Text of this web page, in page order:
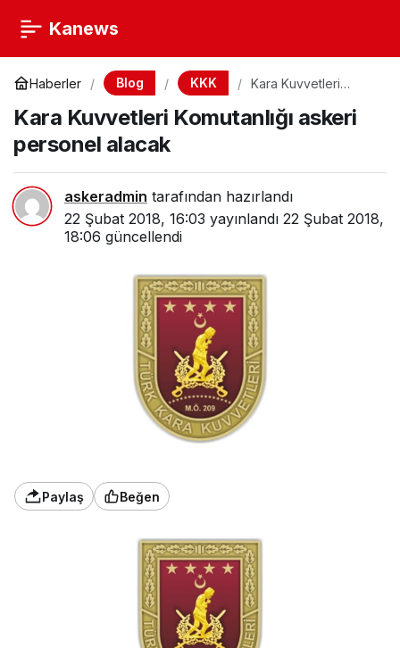
Kanews
Haberler Blog KKK
Kara Kuvvetleri
personel alacak
Kara Kuvvetleri Komutanlığı askeri
personel alacak
askeradmin tarafından hazırlandı
22 Şubat 2018, 16:03 yayınlandı 22 Şubat 2018,
18:06 güncellendi
Paylaş Beğen